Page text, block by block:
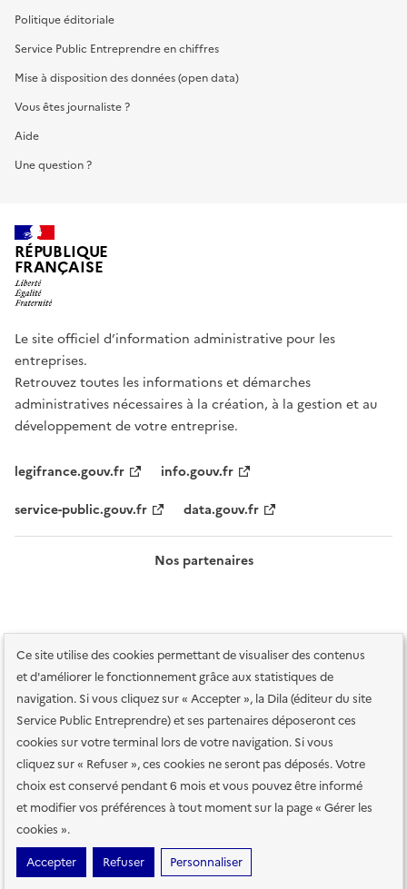
Ce site utilise des cookies permettant de visualiser des contenus
et d'améliorer le fonctionnement grâce aux statistiques de
navigation. Si vous cliquez sur « Accepter », la Dila (éditeur du site
Service Public Entreprendre) et ses partenaires déposeront ces
cookies sur votre terminal lors de votre navigation. Si vous
cliquez sur « Refuser », ces cookies ne seront pas déposés. Votre
choix est conservé pendant 6 mois et vous pouvez être informé
et modifier vos préférences à tout moment sur la page « Gérer les
cookies ».
Accepter
Refuser Personnaliser
Politique éditoriale
Service Public Entreprendre en chiffres
Mise à disposition des données (open data)
Vous êtes journaliste ?
Aide
Une question ?
RÉPUBLIQUE
FRANÇAISE
Le site officiel d’information administrative pour les
entreprises.
Retrouvez toutes les informations et démarches
administratives nécessaires à la création, à la gestion et au
développement de votre entreprise.
legifrance.gouv.fr
info.gouv.fr
service-public.gouv.fr
data.gouv.fr
Nos partenaires
Plan du site Accessibilité : totalement conforme
Accessibilité des
services en ligne
Mentions légales Données personnelles et sécurité
Conditions générales d'utilisation
Gestion des cookies
Paramètres d'affichage
Sauf mention contraire, tous les contenus de ce site sont sous
etalab-2.0